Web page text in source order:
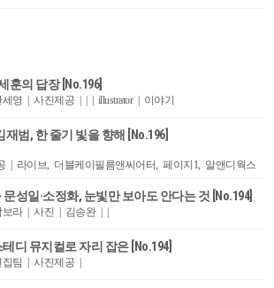
훈의 답장 [No.196]
영 | 사진제공 | | | illustrator | 이야기
재범, 한 줄기 빛을 향해 [No.196]
| 라이브, 더블케이필름앤씨어터, 페이지1, 알앤디웍스
문성일·소정화, ​눈빛만 보아도 안다는 것 [No.194]
라 | 사진 | 김승완 | |
테디 뮤지컬로 자리 잡은 [No.194]
팀 | 사진제공 |